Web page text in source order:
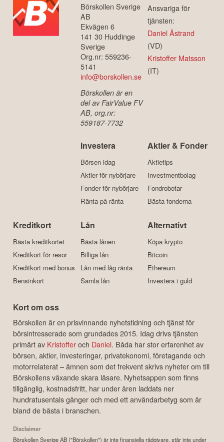
Börskollen Sverige
AB
Ekvägen 6
141 30 Huddinge
Sverige
Org.nr: 559236-
5141
info@borskollen.se
Börskollen är en
del av FairValue FV
AB, org.nr:
559187-7732
Ansvariga för
tjänsten:
Daniel Åstrand
(VD)
Kristoffer Matsson
(IT)
Investera
Börsen idag
Aktier för nybörjare
Fonder för nybörjare
Ränta på ränta
Aktier & Fonder
Aktietips
Investmentbolag
Fondrobotar
Bästa fonderna
Kreditkort
Bästa kreditkortet
Kreditkort för resor
Kreditkort med bonus
Bensinkort
Lån
Bästa lånen
Billiga lån
Lån med låg ränta
Samla lån
Alternativt
Köpa krypto
Bitcoin
Ethereum
Investera i guld
Kort om oss
Börskollen är en prisvinnande nyhetstidning och tjänst för
börsintresserade som grundades 2015. Idag drivs tjänsten
primärt av Kristofferoch Daniel. Båda har stor erfarenhet av
börsen, aktier, investeringar, privatekonomi, företagande och
motorrelaterat – ämnen som det frekvent skrivs nyheter om till
Börskollens växande skara läsare. Nyhetsappen som finns
tillgänglig, kostnadsfritt, har under åren laddats ner
hundratusentals gånger och med ett användarbetyg som är
bland de bästa i branschen.
Disclaimer
Börskollen Sverige AB ("Börskollen") är inte finansiella rådgivare, står inte under